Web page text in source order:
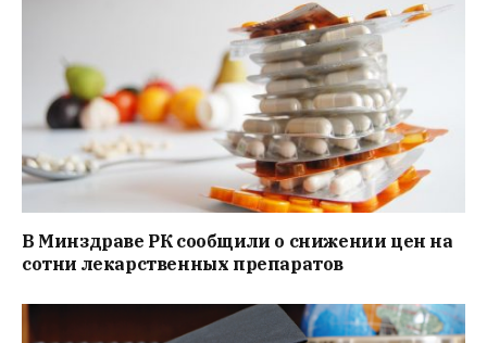
В Минздраве РК сообщили о снижении цен на
сотни лекарственных препаратов